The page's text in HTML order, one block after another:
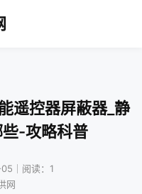
遥控器屏蔽器_静
-攻略科普
｜阅读：1
网